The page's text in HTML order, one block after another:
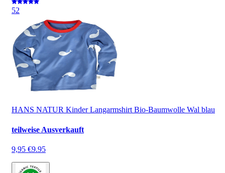
52
HANS NATUR Kinder Langarmshirt Bio-Baumwolle Wal blau
teilweise Ausverkauft
9,95 €9.95